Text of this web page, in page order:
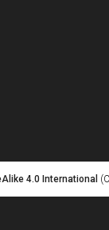
4.0 International